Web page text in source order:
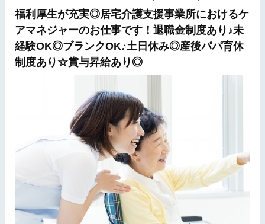
福利厚生が充実◎居宅介護支援事業所におけるケ
アマネジャーのお仕事です！退職金制度あり♪未
経験OK◎ブランクOK♪土日休み◎産後パパ育休
制度あり☆賞与昇給あり◎